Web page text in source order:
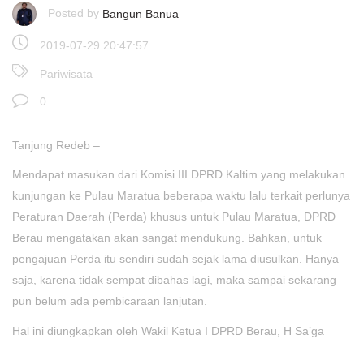
Posted by Bangun Banua
2019-07-29 20:47:57
Pariwisata
0
Tanjung Redeb –
Mendapat masukan dari Komisi III DPRD Kaltim yang melakukan
kunjungan ke Pulau Maratua beberapa waktu lalu terkait perlunya
Peraturan Daerah (Perda) khusus untuk Pulau Maratua, DPRD
Berau mengatakan akan sangat mendukung. Bahkan, untuk
pengajuan Perda itu sendiri sudah sejak lama diusulkan. Hanya
saja, karena tidak sempat dibahas lagi, maka sampai sekarang
pun belum ada pembicaraan lanjutan.
Hal ini diungkapkan oleh Wakil Ketua I DPRD Berau, H Sa’ga